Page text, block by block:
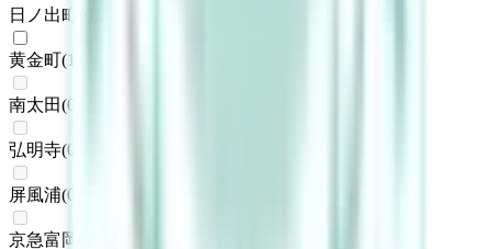
日ノ出町
黄金町(1
南太田(0
弘明寺(0
屏風浦(0
京急富岡